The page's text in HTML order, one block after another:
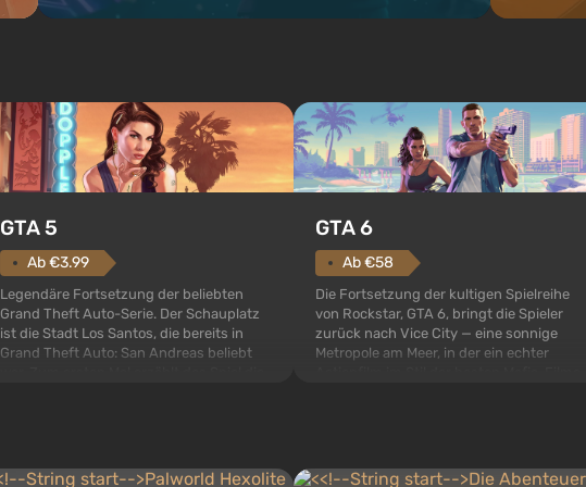
GTA 5
Ab €3.99
Legendäre Fortsetzung der beliebten
Grand Theft Auto-Serie. Der Schauplatz
ist die Stadt Los Santos, die bereits in
Grand Theft Auto: San Andreas beliebt
GTA 6
Ab €58
Die Fortsetzung der kultigen Spielreihe
von Rockstar, GTA 6, bringt die Spieler
zurück nach Vice City — eine sonnige
Metropole am Meer, in der ein echter